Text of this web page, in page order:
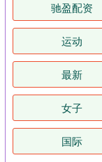
驰盈配资
运动
最新
女子
国际